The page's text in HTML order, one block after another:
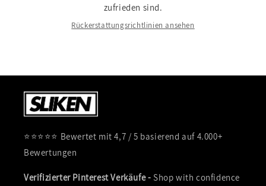
zufrieden sind.
Rückerstattungsrichtlinien ansehen
⭐⭐⭐⭐⭐ Bewertet mit 4,7 / 5 basierend auf 4.000+
Bewertungen
Verifizierter Pinterest Verkäufe - Shop with confidence